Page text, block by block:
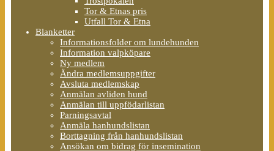
Tor & Etnas pris
Utfall Tor & Etna
Blanketter
Informationsfolder om lundehunden
Information valpköpare
Ny medlem
Ändra medlemsuppgifter
Avsluta medlemskap
Anmälan avliden hund
Anmälan till uppfödarlistan
Parningsavtal
Anmäla hanhundslistan
Borttagning från hanhundslistan
Ansökan om bidrag för insemination